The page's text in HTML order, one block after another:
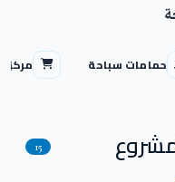
حمامات سباحة مركز
15